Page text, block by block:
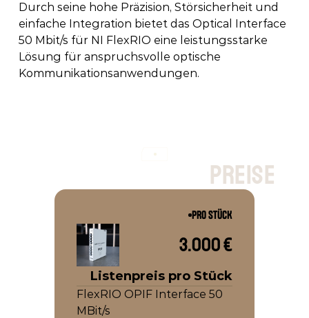
Durch seine hohe Präzision, Störsicherheit und
einfache Integration bietet das Optical Interface
50 Mbit/s für NI FlexRIO eine leistungsstarke
Lösung für anspruchsvolle optische
Kommunikationsanwendungen.
preise
PRO STÜCK
3.000 €
Listenpreis pro Stück
FlexRIO OPIF Interface 50
MBit/s